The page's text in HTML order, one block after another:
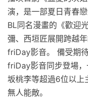
演，是一部夏日青春
BL同名漫畫的《歡迎
彌、西垣匠展開跨越
friDay影音。 備受期
friDay影音同步登場
坂桃李等超過6位以上
無人能敵。